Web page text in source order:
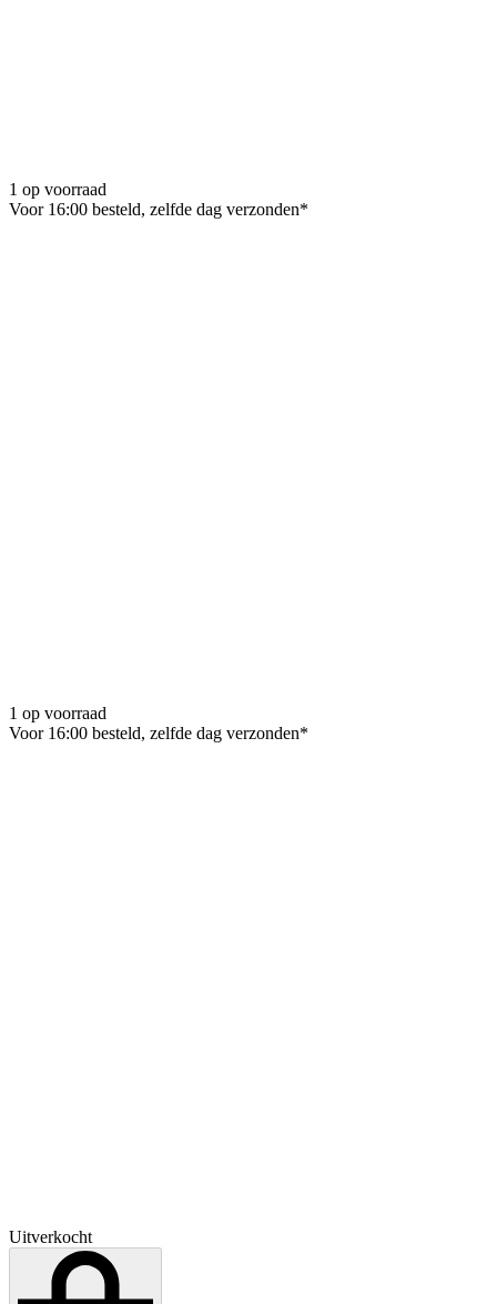
1 op voorraad
Voor 16:00 besteld, zelfde dag verzonden*
1 op voorraad
Voor 16:00 besteld, zelfde dag verzonden*
Uitverkocht